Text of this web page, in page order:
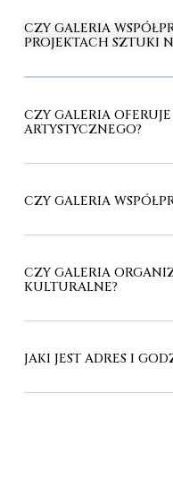
CZY GALERIA
PROJEKTACH SZTUKI
CZY GALERIA
ARTYSTYCZNEGO?
CZY GALERIA
CZY GALERIA
KULTURALNE?
JAKI JEST ADRES I